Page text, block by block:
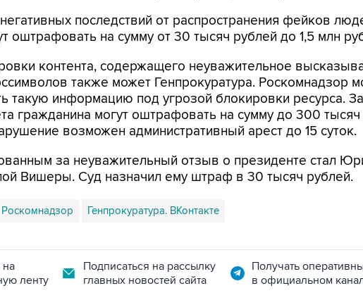
последствий от распространения фейков
оштрафовать на сумму от 30 тысяч рублей до 1,5 млн
контента, содержащего неуважительное
также может Генпрокуратура. Роскомнадзор
такую информацию под угрозой блокировки ресурса. За
гражданина могут оштрафовать на сумму до 300 тысяч
возможен административный арест до 15 суток.
за неуважительный отзыв о президенте стал
Вишеры. Суд назначил ему штраф в 30 тысяч рублей.
Роскомнадзор Генпрокуратура. ВКонтакте
на
ленту
Подписаться на рассылку
главных новостей сайта
Получать
в официальном